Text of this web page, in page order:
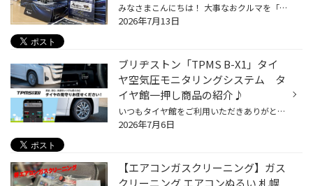
みなさまこんにちは！ 大事なおクルマを「盗難」から守ってくれる優れものです♪ おクルマの盗難手口は益々巧妙化しているみたいです。 『Argus D1』は機能を自動車盗難対策に特化することで低価格を実現。 オーナーが手軽に導入できるようにしました。 日本人だからこそ創れる設計で、純国産にこだ...
2026年7月13日
ブリヂストン「TPMS B-X1」タイ
ヤ空気圧モニタリングシステム タ
イヤ館一押し商品の紹介♪
いつもタイヤ館をご利用いただきありがとうございます。 本日は新商品 タイヤ空気圧モニタリングシステムを ご紹介いたします。 毎日の通勤やお買い物、 お子様の送迎など、 安心して ドライブを楽しむために タイヤの空気圧チェックは 大丈夫でしょうか？ 空気圧が低下すると、 燃費の悪化やタイヤ...
2026年7月6日
【エアコンガスクリーニング】ガス
クリーニング エアコンぬるい 札幌